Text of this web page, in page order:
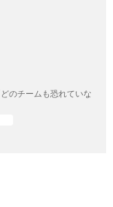
のチームも恐れていな